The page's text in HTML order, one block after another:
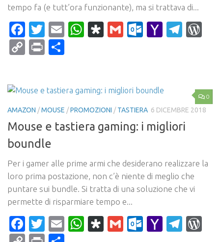
tempo fa (e tutt’ora funzionante), ma si trattava di...
Facebook
Twitter
EmailWhatsApp
Diaspora
Gmail Yahoo
CopyPrint
0
AMAZON /MOUSE /PROMOZIONI /TASTIERA 6 DICEMBRE 2018
Mouse e tastiera gaming: i migliori
boundle
Per i gamer alle prime armi che desiderano realizzare la
loro prima postazione, non c’è niente di meglio che
puntare sui bundle. Si tratta di una soluzione che vi
permette di risparmiare tempo e...
Facebook
Twitter
EmailWhatsApp
Diaspora
Gmail Yahoo